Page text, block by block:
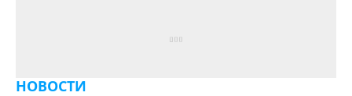
НОВОСТИ